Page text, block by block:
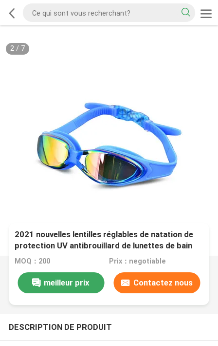
2/ 7
2021 nouvelles lentilles réglables de natation de
protection UV antibrouillard de lunettes de bain
pour des femmes des hommes
MOQ：200 Prix：negotiable
meilleur prix Contactez nous
DESCRIPTION DE PRODUIT